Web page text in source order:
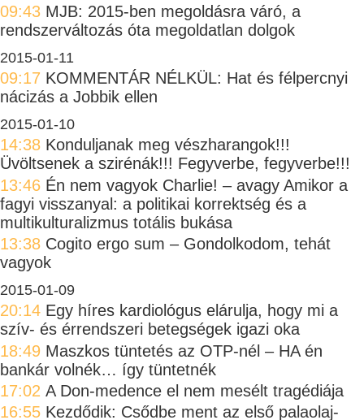
09:43 MJB: 2015-ben megoldásra váró, a
rendszerváltozás óta megoldatlan dolgok
2015-01-11
09:17 KOMMENTÁR NÉLKÜL: Hat és félpercnyi
nácizás a Jobbik ellen
2015-01-10
14:38 Konduljanak meg vészharangok!!!
Üvöltsenek a szirénák!!! Fegyverbe, fegyverbe!!!
13:46 Én nem vagyok Charlie! – avagy Amikor a
fagyi visszanyal: a politikai korrektség és a
multikulturalizmus totális bukása
13:38 Cogito ergo sum – Gondolkodom, tehát
vagyok
2015-01-09
20:14 Egy híres kardiológus elárulja, hogy mi a
szív- és érrendszeri betegségek igazi oka
18:49 Maszkos tüntetés az OTP-nél – HA én
bankár volnék… így tüntetnék
17:02 A Don-medence el nem mesélt tragédiája
16:55 Kezdődik: Csődbe ment az első palaolaj-